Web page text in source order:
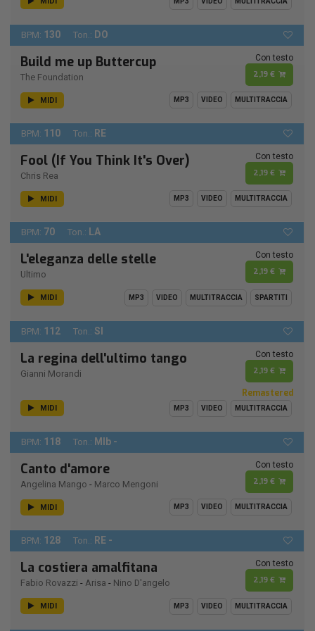
BPM: 130 Ton.: DO
Build me up Buttercup
The Foundation
Con testo
2,19 €
MIDI MP3 VIDEO MULTITRACCIA
BPM: 110 Ton.: RE
Fool (If You Think It's Over)
Chris Rea
Con testo
2,19 €
MIDI MP3 VIDEO MULTITRACCIA
BPM: 70 Ton.: LA
L'eleganza delle stelle
Ultimo
Con testo
2,19 €
MIDI MP3 VIDEO MULTITRACCIA SPARTITI
BPM: 112 Ton.: SI
La regina dell'ultimo tango
Gianni Morandi
Con testo
2,19 €
Remastered
MIDI MP3 VIDEO MULTITRACCIA
BPM: 118 Ton.: MIb -
Canto d'amore
Angelina Mango - Marco Mengoni
Con testo
2,19 €
MIDI MP3 VIDEO MULTITRACCIA
BPM: 128 Ton.: RE -
La costiera amalfitana
Fabio Rovazzi - Arisa - Nino D'angelo
Con testo
2,19 €
MIDI MP3 VIDEO MULTITRACCIA